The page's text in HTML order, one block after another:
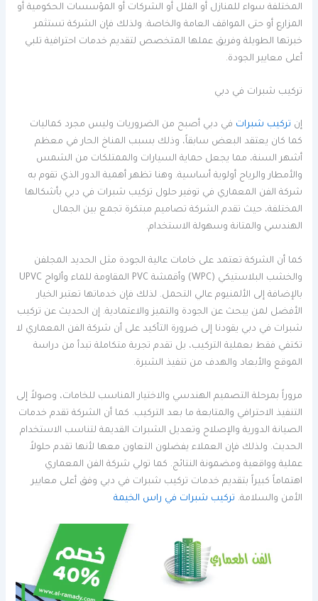
المختلفة سواء للمنازل أو الفلل أو الشركات أو المؤسسات الحكومية أو
المزارع أو حتى المواقف العامة والخاصة. ولذلك فإن الشركة تستثمر
خبرتها الطويلة وفريق عملها المتخصص لتقديم خدمات احترافية تلبي
أعلى معايير الجودة.
تركيب شبرات في دبي
إن تركيب شبرات في دبي أصبح من الضروريات وليس مجرد كماليات
كما كان يعتقد البعض سابقاً، وذلك بسبب المناخ الحار في معظم
أشهر السنة، مما يجعل حماية السيارات والممتلكات من الشمس
والأمطار والرياح أولوية أساسية. وهنا تظهر أهمية الدور الذي تقوم به
شركة الفن المعماري في توفير حلول تركيب شبرات في دبي بأشكالها
المختلفة، حيث تقدم الشركة تصاميم مبتكرة تجمع بين الجمال
الهندسي والمتانة وسهولة الاستخدام.
كما أن الشركة تعتمد على خامات عالية الجودة مثل الحديد المجلفن
والخشب البلاستيكي (WPC) وأقمشة PVC المقاومة للماء وألواح UPVC
بالإضافة إلى الألمنيوم عالي التحمل. لذلك فإن خدماتها تعتبر الخيار
الأفضل لمن يبحث عن الجودة والتميز والاعتمادية. إن الحديث عن تركيب
شبرات في دبي يقودنا إلى ضرورة التأكيد على أن شركة الفن المعماري لا
تكتفي فقط بعملية التركيب، بل تقدم تجربة متكاملة تبدأ من دراسة
الموقع والأبعاد والهدف من تنفيذ الشبرة.
مروراً بمرحلة التصميم الهندسي والاختيار المناسب للخامات، وصولاً إلى
التنفيذ الاحترافي والمتابعة ما بعد التركيب. كما أن الشركة تقدم خدمات
الصيانة الدورية والإصلاح وتعديل الشبرات القديمة لتناسب الاستخدام
الحديث. ولذلك فإن العملاء يفضلون التعاون معها لأنها تقدم حلولاً
عملية وواقعية ومضمونة النتائج. كما تولي شركة الفن المعماري
اهتماماً كبيراً بتقديم خدمات تركيب شبرات في دبي وفق أعلى معايير
الأمن والسلامة. تركيب شبرات في راس الخيمة